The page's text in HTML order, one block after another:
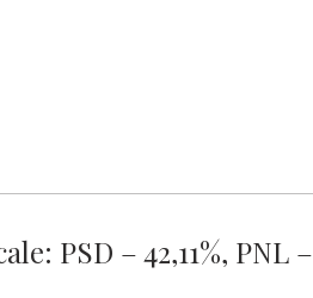
PSD – 42,11%, PNL –